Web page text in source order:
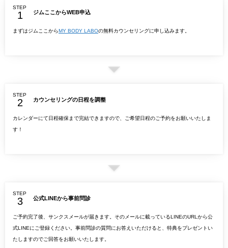
STEP
ジムここからWEB申込
まずはジムここからMY BODY LABOの無料カウンセリングに申し込みます。
STEP
カウンセリングの日程を調整
カレンダーにて日程確保まで完結できますので、ご希望日程のご予約をお願いいたしま
す！
STEP
公式LINEから事前問診
ご予約完了後、サンクスメールが届きます。そのメールに載っているLINEのURLから公
式LINEにご登録ください。事前問診の質問にお答えいただけると、特典をプレゼントい
たしますのでご回答をお願いいたします。